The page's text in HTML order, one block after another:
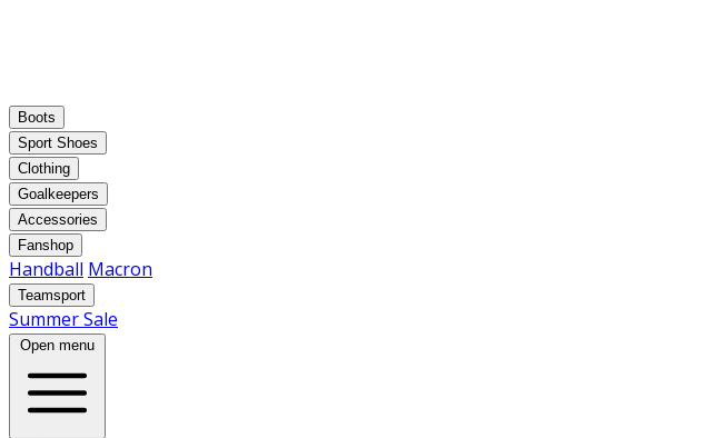
Boots
Sport Shoes
Clothing
Goalkeepers
Accessories
Fanshop
Handball Macron
Teamsport
Summer Sale
Open menu